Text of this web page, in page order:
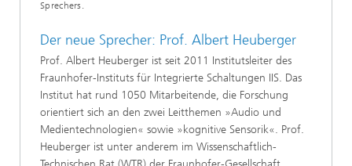
Sprechers.
Der neue Sprecher: Prof. Albert Heuberger
Prof. Albert Heuberger ist seit 2011 Institutsleiter des
Fraunhofer-Instituts für Integrierte Schaltungen IIS. Das
Institut hat rund 1050 Mitarbeitende, die Forschung
orientiert sich an den zwei Leitthemen »Audio und
Medientechnologien« sowie »kognitive Sensorik«. Prof.
Heuberger ist unter anderem im Wissenschaftlich-